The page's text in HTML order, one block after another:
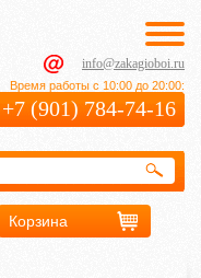
info@zakagioboi.ru
Время работы с 10:00 до 20:00:
+7 (901) 784-74-16
Корзина